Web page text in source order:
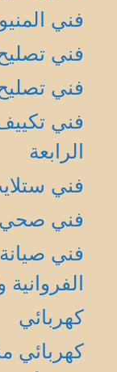
فني
فني
فني
فني
الرابعة
فني
فني صحي
فني
كهربائي
كهربائي